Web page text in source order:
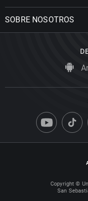
SOBRE NOSOTROS
Copyright ©
San